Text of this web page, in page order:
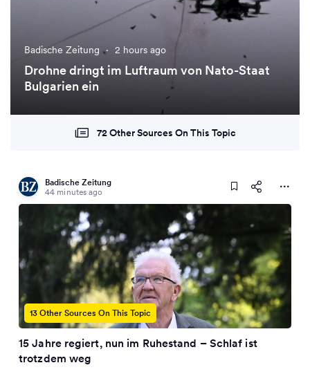
Badische Zeitung · 2 hours ago
Drohne dringt im Luftraum von Nato-Staat
Bulgarien ein
72 Other Sources On This Topic
Badische Zeitung
44 minutes ago
13 Other Sources On This Topic
15 Jahre regiert, nun im Ruhestand – Schlaf ist
trotzdem weg